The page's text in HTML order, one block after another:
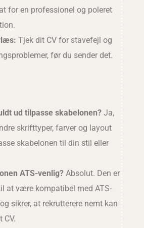
for en professionel og poleret
Tjek dit CV for stavefejl og
før du sender det.
ud tilpasse skabelonen?Ja,
skrifttyper, farver og layout
skabelonen til din stil eller
ATS-venlig?Absolut. Den er
at være kompatibel med ATS-
sikrer, at rekrutterere nemt kan
CV.